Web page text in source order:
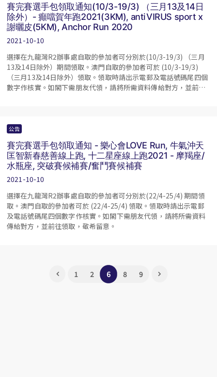
賽完賽選手包領取通知(10/3-19/3) （三月13及14日
除外）- 癲噹賀年跑2021(3KM), antiVIRUS sport x
謝曬皮(5KM), Anchor Run 2020
2021-10-10
選擇在九龍灣R2辦事處自取的參加者可分別於(10/3-19/3) （三月
13及14日除外）期間領取。澳門自取的參加者可於 (10/3-19/3)
（三月13及14日除外）領取。領取時請出示電郵及電話號碼尾四個
數字作核實。如閣下需朋友代領，請將所需資料傳給對方，並前往
公告
賽完賽選手包領取通知 - 樂心會LOVE Run, 牛氣沖天
匡智新春慈善線上跑, 十二星座線上跑2021 - 摩羯座/
水瓶座, 突破賽候補賽/奮鬥賽候補賽
2021-10-10
選擇在九龍灣R2辦事處自取的參加者可分別於(22/4-25/4) 期間領
取。澳門自取的參加者可於 (22/4-25/4) 領取。領取時請出示電郵
及電話號碼尾四個數字作核實。如閣下需朋友代領，請將所需資料
傳給對方，並前往領取，敬希留意。
1 2 6 8 9